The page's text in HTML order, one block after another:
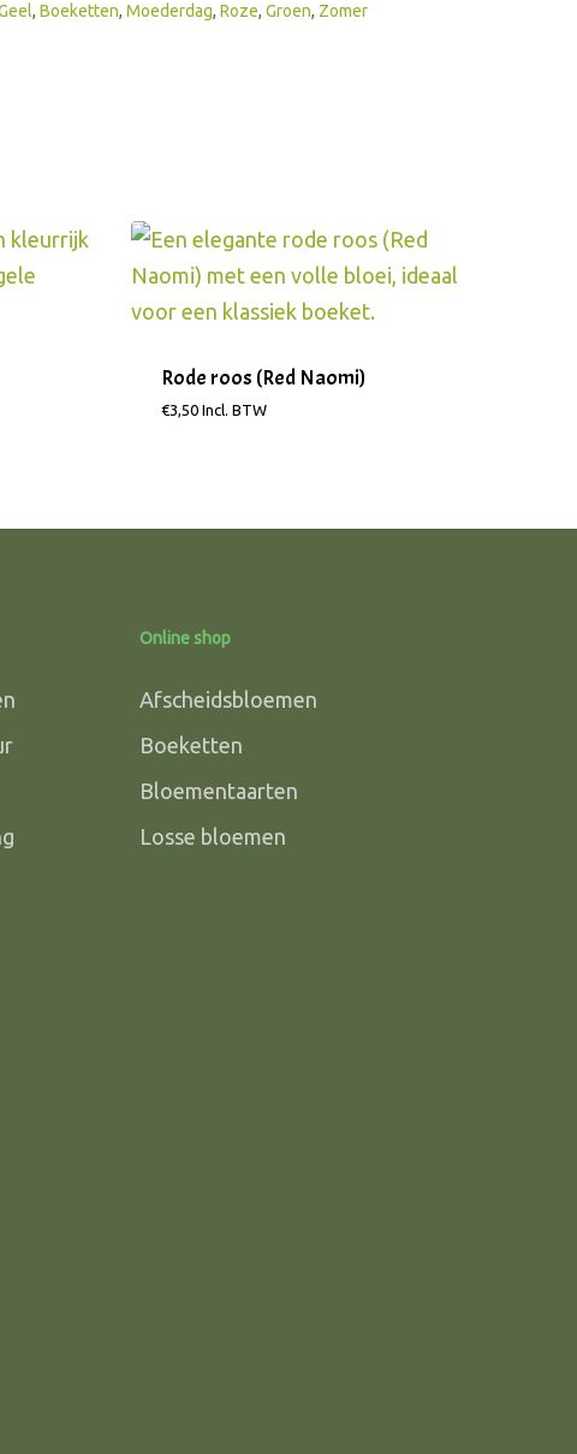
, Boeketten, Moederdag, Roze, Groen, Zomer
Rode roos (Red Naomi)
€3,50 Incl. BTW
Online shop
Afscheidsbloemen
Boeketten
Bloementaarten
Losse bloemen